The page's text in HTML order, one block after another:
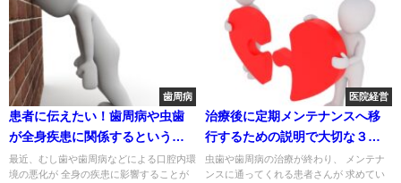
歯周病
患者に伝えたい！歯周病や虫歯
が全身疾患に関係するというこ
と
最近、むし歯や歯周病などによる口腔内環
境の悪化が 全身の疾患に影響することが
医院経営
治療後に定期メンテナンスへ移
行するための説明で大切な３つ
のポイント
虫歯や歯周病の治療が終わり、 メンテナ
ンスに通ってくれる患者さんが 求めてい